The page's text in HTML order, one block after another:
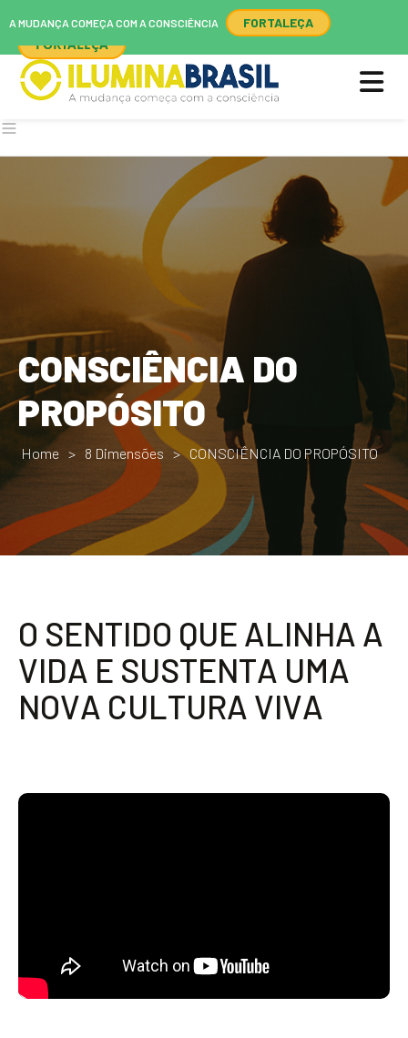
A MUDANÇA COMEÇA COM A CONSCIÊNCIA
FORTALEÇA
A MUDANÇA COMEÇA COM A CONSCIÊNCIA FORTALEÇA
CONSCIÊNCIA DO
PROPÓSITO
Home > 8 Dimensões > CONSCIÊNCIA DO PROPÓSITO
O SENTIDO QUE ALINHA A
VIDA E SUSTENTA UMA
NOVA CULTURA VIVA